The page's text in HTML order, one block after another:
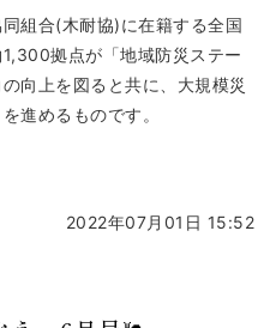
組合(木耐協)に在籍する全国
拠点が「地域防災ステー
向上を図ると共に、大規模災
進めるものです。
2022年07月01日 15:52